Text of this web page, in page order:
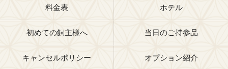
料金表 ホテル
初めての飼主様へ 当日のご持参品
キャンセルポリシー オプション紹介